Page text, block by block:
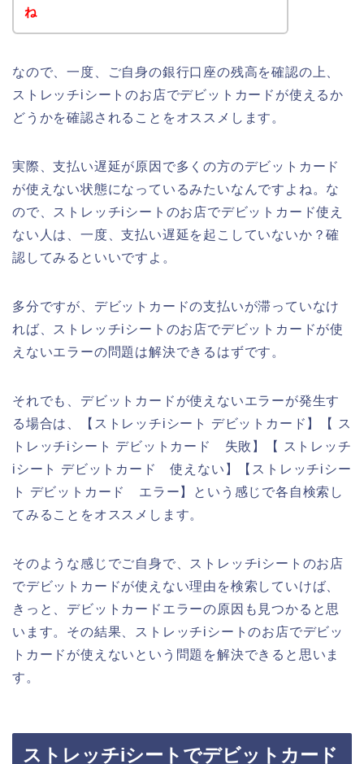
ね
なので、一度、ご自身の銀行口座の残高を確認の上、
ストレッチiシートのお店でデビットカードが使えるか
どうかを確認されることをオススメします。
実際、支払い遅延が原因で多くの方のデビットカード
が使えない状態になっているみたいなんですよね。な
ので、ストレッチiシートのお店でデビットカード使え
ない人は、一度、支払い遅延を起こしていないか？確
認してみるといいですよ。
多分ですが、デビットカードの支払いが滞っていなけ
れば、ストレッチiシートのお店でデビットカードが使
えないエラーの問題は解決できるはずです。
それでも、デビットカードが使えないエラーが発生す
る場合は、【ストレッチiシート デビットカード】【 ス
トレッチiシート デビットカード 失敗】【 ストレッチ
iシート デビットカード 使えない】【ストレッチiシー
ト デビットカード エラー】という感じで各自検索し
てみることをオススメします。
そのような感じでご自身で、ストレッチiシートのお店
でデビットカードが使えない理由を検索していけば、
きっと、デビットカードエラーの原因も見つかると思
います。その結果、ストレッチiシートのお店でデビッ
トカードが使えないという問題を解決できると思いま
す。
ストレッチiシートでデビットカード